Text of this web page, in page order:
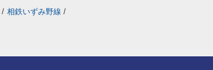
/ 相鉄いずみ野線 /